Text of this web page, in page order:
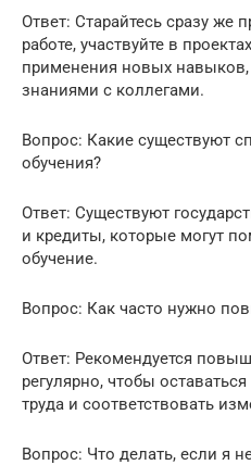
Ответ: Старайтесь сразу же
работе, участвуйте в
применения новых
знаниями с коллегами.
Вопрос: Какие существуют
обучения?
Ответ: Существуют
и кредиты, которые могут
обучение.
Вопрос: Как часто нужно
Ответ: Рекомендуется
регулярно, чтобы
труда и соответствовать
Вопрос: Что делать, если я